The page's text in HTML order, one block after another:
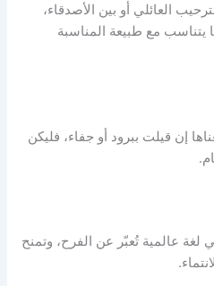
العائلي أو بين الأصدقاء،
يتناسب مع طبيعة المناسبة
إن قيلت ببرود أو جفاء، فليكن
لغة عالمية تُعبّر عن الفرح، وتمنح